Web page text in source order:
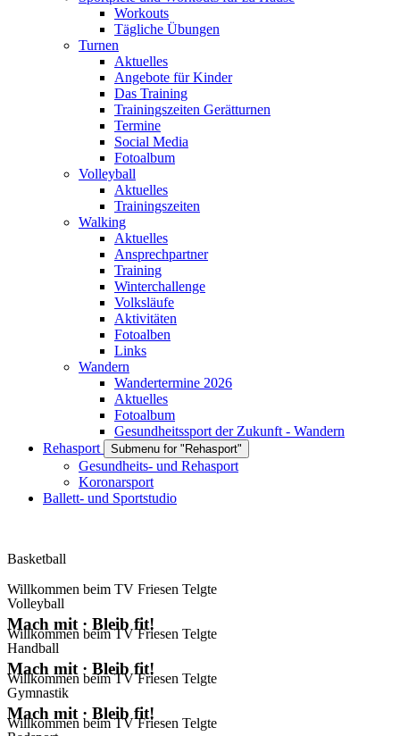
Workouts
Tägliche Übungen
Turnen
Aktuelles
Angebote für Kinder
Das Training
Trainingszeiten Gerätturnen
Termine
Social Media
Fotoalbum
Volleyball
Aktuelles
Trainingszeiten
Walking
Aktuelles
Ansprechpartner
Training
Winterchallenge
Volksläufe
Aktivitäten
Fotoalben
Links
Wandern
Wandertermine 2026
Aktuelles
Fotoalbum
Gesundheitssport der Zukunft - Wandern
Rehasport
Submenu for "Rehasport"
Gesundheits- und Rehasport
Koronarsport
Ballett- und Sportstudio
Basketball
Willkommen beim TV Friesen Telgte
Mach mit · Bleib fit!
Volleyball
Willkommen beim TV Friesen Telgte
Mach mit · Bleib fit!
Handball
Willkommen beim TV Friesen Telgte
Mach mit · Bleib fit!
Gymnastik
Willkommen beim TV Friesen Telgte